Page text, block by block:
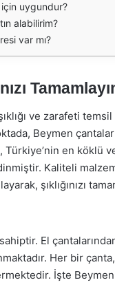
uygundur?
alabilirim?
var mı?
ve zarafeti
Beymen
Türkiye’nin en köklü
Kaliteli
şıklığınızı
El
Her bir
İşte